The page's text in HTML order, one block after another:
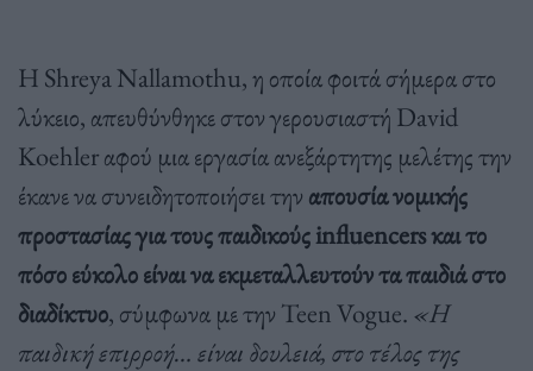
Η Shreya Nallamothu, η οποία φοιτά σήμερα στο
λύκειο, απευθύνθηκε στον γερουσιαστή David
Koehler αφού μια εργασία ανεξάρτητης μελέτης την
έκανε να συνειδητοποιήσει την απουσία νομικής
προστασίας για τους παιδικούς influencers και το
πόσο εύκολο είναι να εκμεταλλευτούν τα παιδιά στο
διαδίκτυο, σύμφωνα με την Teen Vogue. «Η
παιδική επιρροή… είναι δουλειά, στο τέλος της